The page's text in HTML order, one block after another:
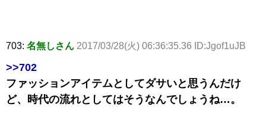
703: 名無しさん 2017/03/28(火) 06:36:35.36 ID:Jgof1uJB
>>702
ファッションアイテムとしてダサいと思うんだけ
ど、時代の流れとしてはそうなんでしょうね…。